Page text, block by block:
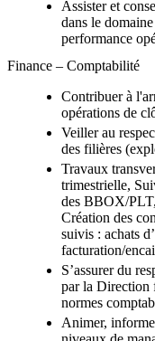
Assister et
dans le
performance
Finance – Comptabilité
Contribuer à
opérations de
Veiller au
des filières
Travaux
trimestrielle,
des BBOX/
Création des
suivis : achats
facturation/
S’assurer du
par la Direction
normes
Animer,